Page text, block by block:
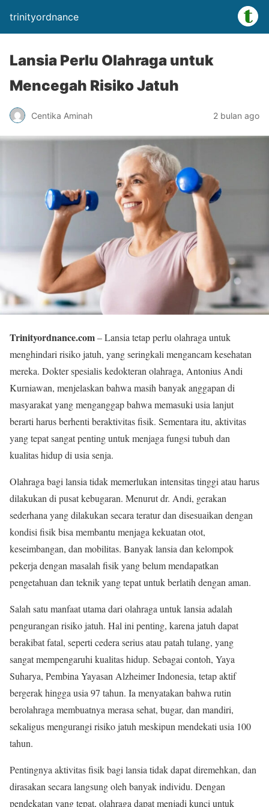
trinityordnance
Lansia Perlu Olahraga untuk
Mencegah Risiko Jatuh
Centika Aminah 2 bulan ago
Trinityordnance.com– Lansia tetap perlu olahraga untuk
menghindari risiko jatuh, yang seringkali mengancam kesehatan
mereka. Dokter spesialis kedokteran olahraga, Antonius Andi
Kurniawan, menjelaskan bahwa masih banyak anggapan di
masyarakat yang menganggap bahwa memasuki usia lanjut
berarti harus berhenti beraktivitas fisik. Sementara itu, aktivitas
yang tepat sangat penting untuk menjaga fungsi tubuh dan
kualitas hidup di usia senja.
Olahraga bagi lansia tidak memerlukan intensitas tinggi atau harus
dilakukan di pusat kebugaran. Menurut dr. Andi, gerakan
sederhana yang dilakukan secara teratur dan disesuaikan dengan
kondisi fisik bisa membantu menjaga kekuatan otot,
keseimbangan, dan mobilitas. Banyak lansia dan kelompok
pekerja dengan masalah fisik yang belum mendapatkan
pengetahuan dan teknik yang tepat untuk berlatih dengan aman.
Salah satu manfaat utama dari olahraga untuk lansia adalah
pengurangan risiko jatuh. Hal ini penting, karena jatuh dapat
berakibat fatal, seperti cedera serius atau patah tulang, yang
sangat mempengaruhi kualitas hidup. Sebagai contoh, Yaya
Suharya, Pembina Yayasan Alzheimer Indonesia, tetap aktif
bergerak hingga usia 97 tahun. Ia menyatakan bahwa rutin
berolahraga membuatnya merasa sehat, bugar, dan mandiri,
sekaligus mengurangi risiko jatuh meskipun mendekati usia 100
tahun.
Pentingnya aktivitas fisik bagi lansia tidak dapat diremehkan, dan
dirasakan secara langsung oleh banyak individu. Dengan
pendekatan yang tepat, olahraga dapat menjadi kunci untuk